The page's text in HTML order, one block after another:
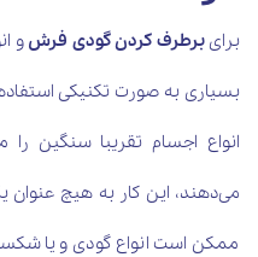
برایبرطرف کردن گودی فرش و
بسیاری به صورت تکنیکی استفاده
انواع اجسام تقریبا سنگین
می‌دهند، این کار به هیچ عنوان
ممکن است انواع گودی و یا